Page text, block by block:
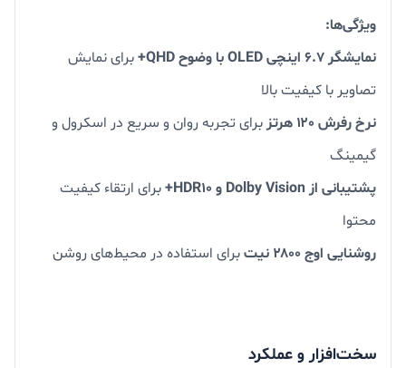
ویژگی‌ها:
نمایشگر ۶.۷ اینچی OLED با وضوح QHD+
برای نمایش
تصاویر با کیفیت بالا
نرخ رفرش ۱۲۰ هرتز
برای تجربه روان و سریع در اسکرول و
گیمینگ
پشتیبانی از Dolby Vision و HDR10+
برای ارتقاء کیفیت
محتوا
روشنایی اوج ۲۸۰۰ نیت
برای استفاده در محیط‌های روشن
سخت‌افزار و عملکرد